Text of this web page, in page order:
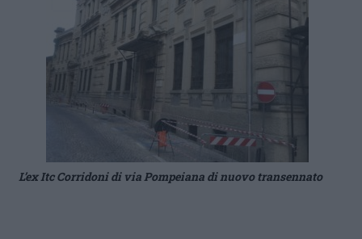
L’ex Itc Corridoni di via Pompeiana di nuovo transennato